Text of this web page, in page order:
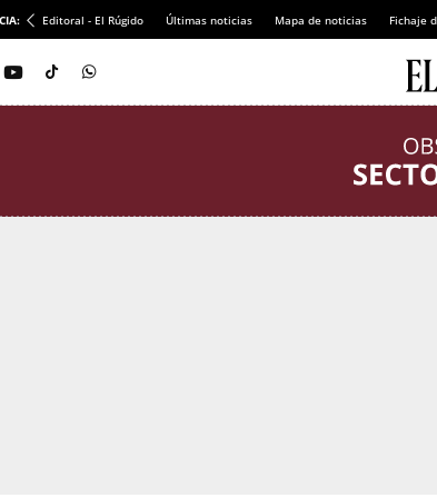
Editoral - El Rúgido Últimas noticias Mapa de noticias Fichaje